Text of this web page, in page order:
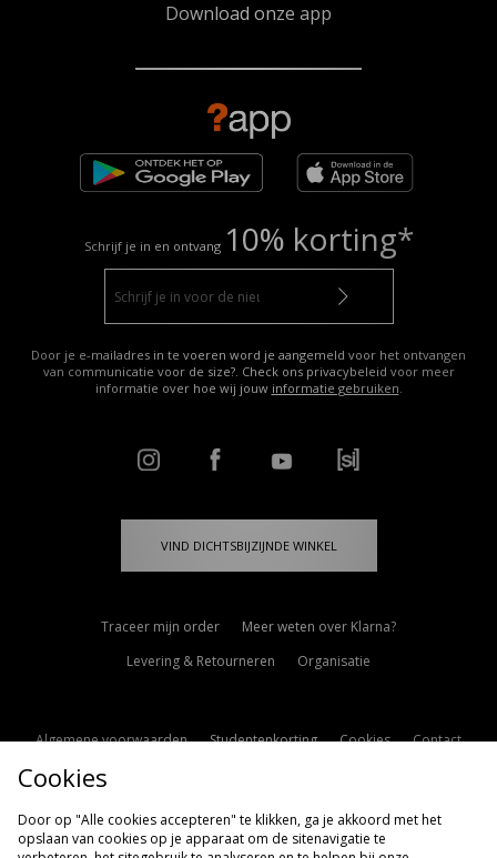
Download onze app
Schrijf je in en ontvang 10% korting*
Door je e-mailadres in te voeren word je aangemeld voor het ontvangen
van communicatie voor de size?. Check ons privacybeleid voor meer
informatie over hoe wij jouw informatie gebruiken.
VIND DICHTSBIJZIJNDE WINKEL
Traceer mijn order
Meer weten over Klarna?
Levering & Retourneren
Organisatie
Algemene voorwaarden Studentenkorting Cookies
Contact
Cookie Instellingen
Cookies
Door op "Alle cookies accepteren" te klikken, ga je akkoord met het
opslaan van cookies op je apparaat om de sitenavigatie te